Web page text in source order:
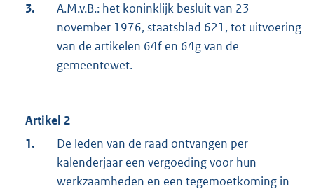
3.
A.M.v.B.: het koninklijk besluit van 23
november 1976, staatsblad 621, tot uitvoering
van de artikelen 64f en 64g van de
gemeentewet.
Artikel 2
1.
De leden van de raad ontvangen per
kalenderjaar een vergoeding voor hun
werkzaamheden en een tegemoetkoming in